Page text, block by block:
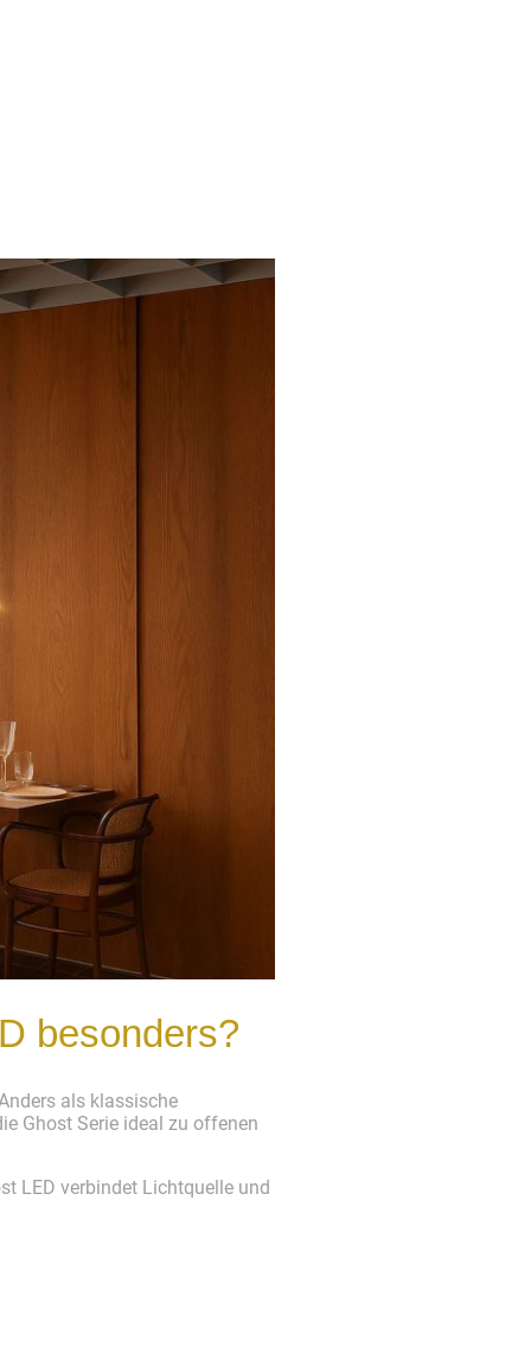
besonders?
als klassische
Ghost Serie ideal zu offenen
LED verbindet Lichtquelle und